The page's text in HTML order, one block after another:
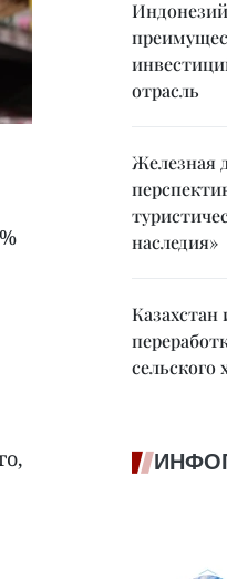
отрасль
Железная
наследия»
Казахстан
сельского